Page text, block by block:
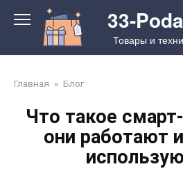
контенту
33-
Товары и
Главная » Блог
Что такое
они работают